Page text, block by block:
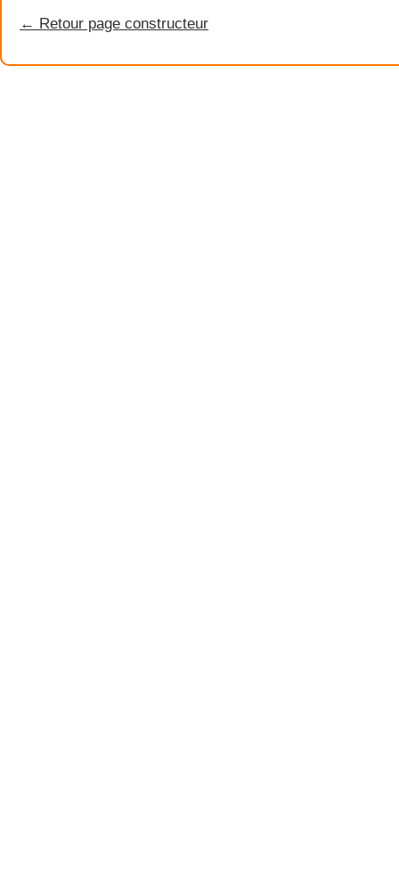
← Retour page constructeur